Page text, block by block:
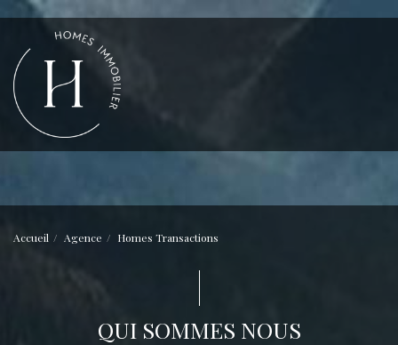
Accueil Agence Homes Transactions
QUI SOMMES NOUS